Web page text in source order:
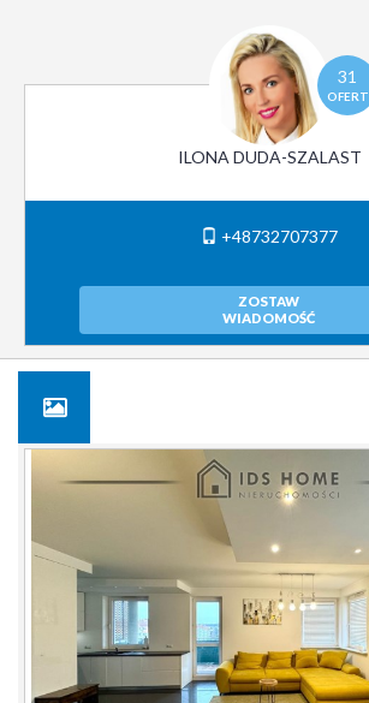
31
OFERT
ILONA DUDA-SZALAST
+48732707377
ZOSTAW
WIADOMOŚĆ